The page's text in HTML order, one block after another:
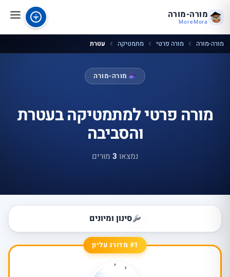
מורה-מורה
MoreMora
מורה-מורה מורה פרטי מתמטיקה עטרת
מורה-מורה
מורה פרטי למתמטיקה בעטרת
והסביבה
נמצאו 3 מורים
סינון ומיונים
#1 מדורג עליון